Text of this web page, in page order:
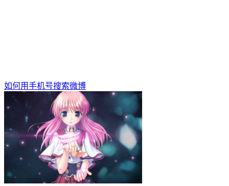
如何用手机号搜索微博